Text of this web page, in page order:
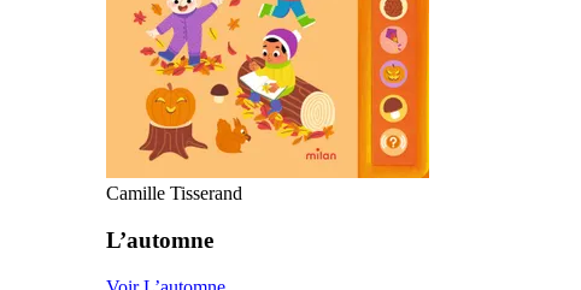
Camille Tisserand
L’automne